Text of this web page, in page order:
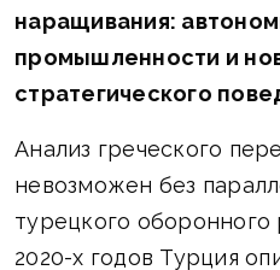
наращивания:
промышленности и
стратегического
Анализ греческого
невозможен без
турецкого оборонного
2020-х годов Турция